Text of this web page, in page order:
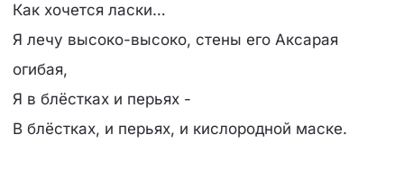
Как хочется ласки…
Я лечу высоко-высоко, стены его Аксарая
огибая,
Я в блёстках и перьях -
В блёстках, и перьях, и кислородной маске.